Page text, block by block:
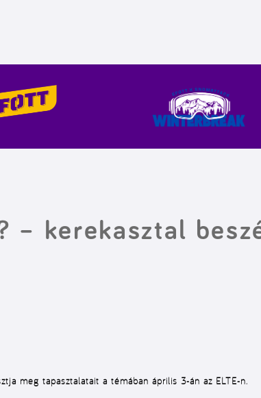
– kerekasztal
meg tapasztalatait a témában április 3-án az ELTE-n.